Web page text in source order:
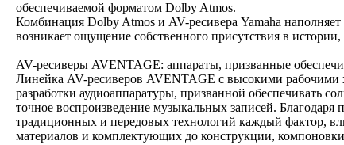
обеспечиваемой форматом Dolby Atmos.
Комбинация Dolby Atmos и AV-ресивера Yamaha
возникает ощущение собственного присутствия в
AV-ресиверы AVENTAGE: аппараты, призванные
Линейка AV-ресиверов AVENTAGE с высокими рабочими
разработки аудиоаппаратуры, призванной обеспечивать
точное воспроизведение музыкальных записей.
традиционных и передовых технологий каждый фактор,
материалов и комплектующих до конструкции,